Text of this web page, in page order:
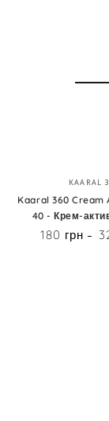
KAARAL
Kaaral 360
40 - Крем-
180 грн